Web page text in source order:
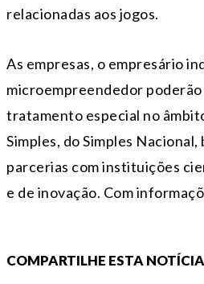
relacionadas aos jogos.
As empresas, o empresário
microempreendedor
tratamento especial no
Simples, do Simples Nacional,
parcerias com instituições
e de inovação. Com
COMPARTILHE ESTA